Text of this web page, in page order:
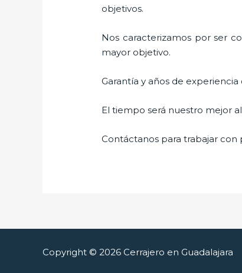
objetivos.
Nos caracterizamos por ser
mayor objetivo.
Garantía y años de
El tiempo será nuestro mejor
Contáctanos para trabajar con
Copyright © 2026 Cerrajero en Guadalajara